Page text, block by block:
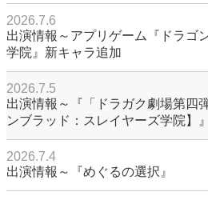
2026.7.6
出演情報～アプリゲーム『ドラゴ
学院』新キャラ追加
2026.7.5
出演情報～『「ドラガク劇場第四
ンブラッド：スレイヤーズ学院】』
2026.7.4
出演情報～『めぐるの選択』